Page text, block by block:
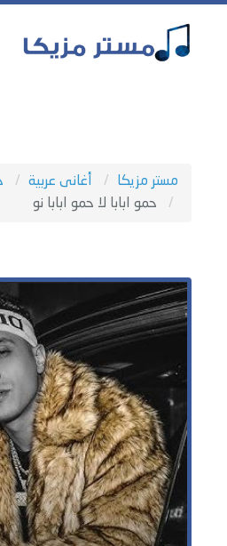
مستر مزيكا أغانى عربية
حمو ابابا لا حمو ابابا نو